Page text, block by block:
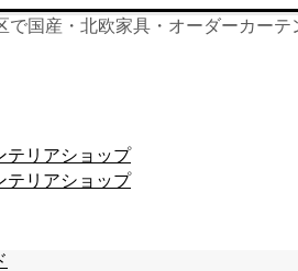
で国産・北欧家具・オーダーカーテ